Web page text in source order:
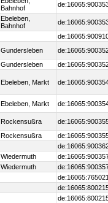
Bahnhof
Ebeleben,
Bahnhof
Gundersleben
Gundersleben
Ebeleben, Markt
Ebeleben, Markt
Rockensußra
Rockensußra
Wiedermuth
Wiedermuth